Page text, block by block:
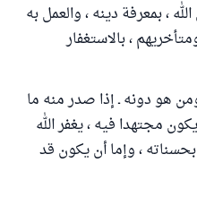
، بمعرفة دينه ، والعمل به
، بالاستغفار
هو دونه ـ إذا صدر منه ما
مجتهدا فيه ، يغفر الله
، وإما أن يكون قد